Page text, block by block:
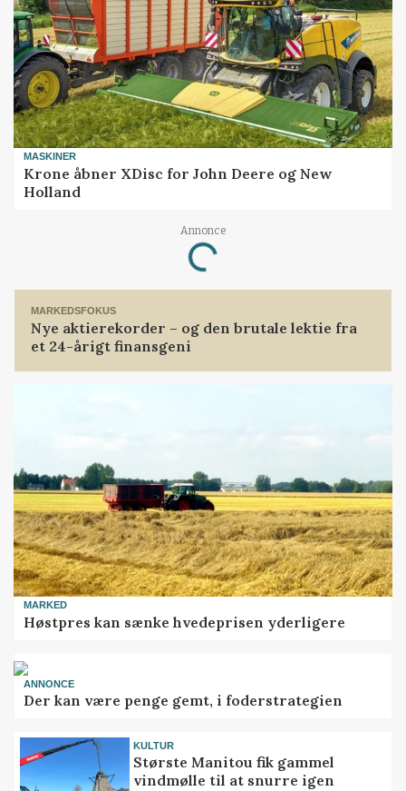
MASKINER
Krone åbner XDisc for John Deere og New
Holland
Annonce
Loading...
MARKEDSFOKUS
Nye aktierekorder – og den brutale lektie fra
et 24-årigt finansgeni
MARKED
Høstpres kan sænke hvedeprisen yderligere
ANNONCE
Der kan være penge gemt, i foderstrategien
KULTUR
Største Manitou fik gammel
vindmølle til at snurre igen